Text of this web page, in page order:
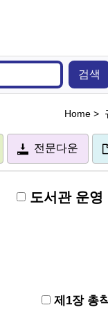
검색
Home >
전문다운
도서관 운영
제1장 총